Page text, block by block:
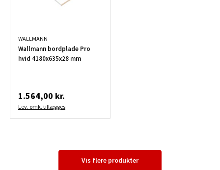
WALLMANN
Wallmann bordplade Pro
hvid 4180x635x28 mm
1.564,00 kr.
Lev. omk. tillægges
Vis flere produkter